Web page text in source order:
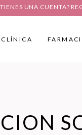
UNA CUENTA?
CLÍNICA